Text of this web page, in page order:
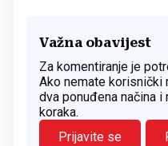
Važna obavijest
Za komentiranje je
Ako nemate korisnički
dva ponuđena načina
koraka.
Prijavite se